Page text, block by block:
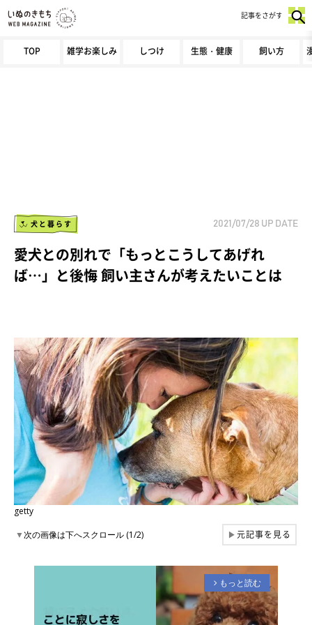
TOP 雑学お楽しみ しつけ 生態・健康 飼い方
記事をさがす
犬と暮らす 2021/07/28 UP DATE
愛犬との別れで「もっとこうしてあげれ
ば…」と後悔 飼い主さんが考えたいことは
getty
▼次の画像は下へスクロール (1/2) ▶元記事を見る
arrow_forward_ios もっと読む